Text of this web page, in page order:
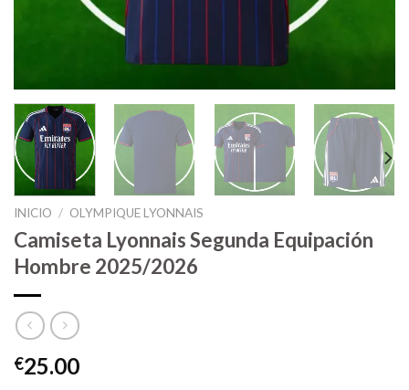
INICIO / OLYMPIQUE LYONNAIS
Camiseta Lyonnais Segunda Equipación
Hombre 2025/2026
€25.00